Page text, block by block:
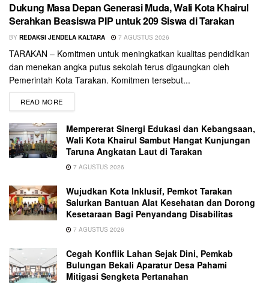
Dukung Masa Depan Generasi Muda, Wali Kota Khairul
Serahkan Beasiswa PIP untuk 209 Siswa di Tarakan
BY REDAKSI JENDELA KALTARA 7 AGUSTUS 2026
TARAKAN – Komitmen untuk meningkatkan kualitas pendidikan
dan menekan angka putus sekolah terus digaungkan oleh
Pemerintah Kota Tarakan. Komitmen tersebut...
READ MORE
Mempererat Sinergi Edukasi dan Kebangsaan,
Wali Kota Khairul Sambut Hangat Kunjungan
Taruna Angkatan Laut di Tarakan
7 AGUSTUS 2026
Wujudkan Kota Inklusif, Pemkot Tarakan
Salurkan Bantuan Alat Kesehatan dan Dorong
Kesetaraan Bagi Penyandang Disabilitas
7 AGUSTUS 2026
Cegah Konflik Lahan Sejak Dini, Pemkab
Bulungan Bekali Aparatur Desa Pahami
Mitigasi Sengketa Pertanahan